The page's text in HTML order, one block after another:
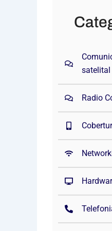
satelital
Radio